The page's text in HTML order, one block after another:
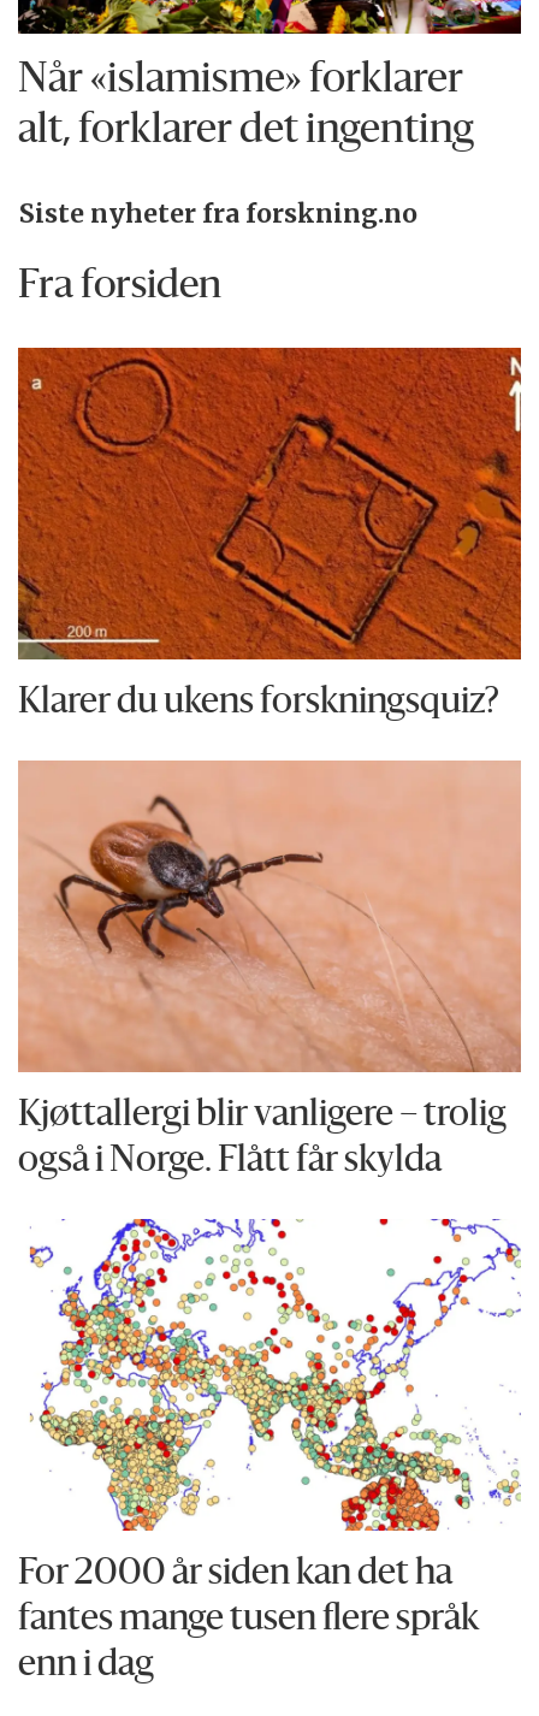
Når «islamisme» forklarer
alt, forklarer det ingenting
Siste nyheter fra forskning.no
Fra forsiden
Klarer du ukens forskningsquiz?
Kjøttallergi blir vanligere – trolig
også i Norge. Flått får skylda
For 2000 år siden kan det ha
fantes mange tusen flere språk
enn i dag